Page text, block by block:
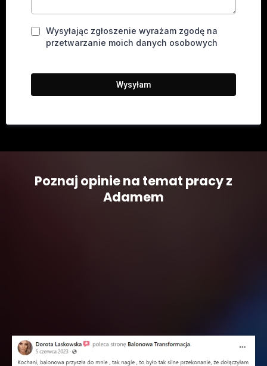
Wysyłając zgłoszenie wyrażam zgodę na
przetwarzanie moich danych osobowych
Wysyłam
Poznaj opinie na temat pracy z
Adamem